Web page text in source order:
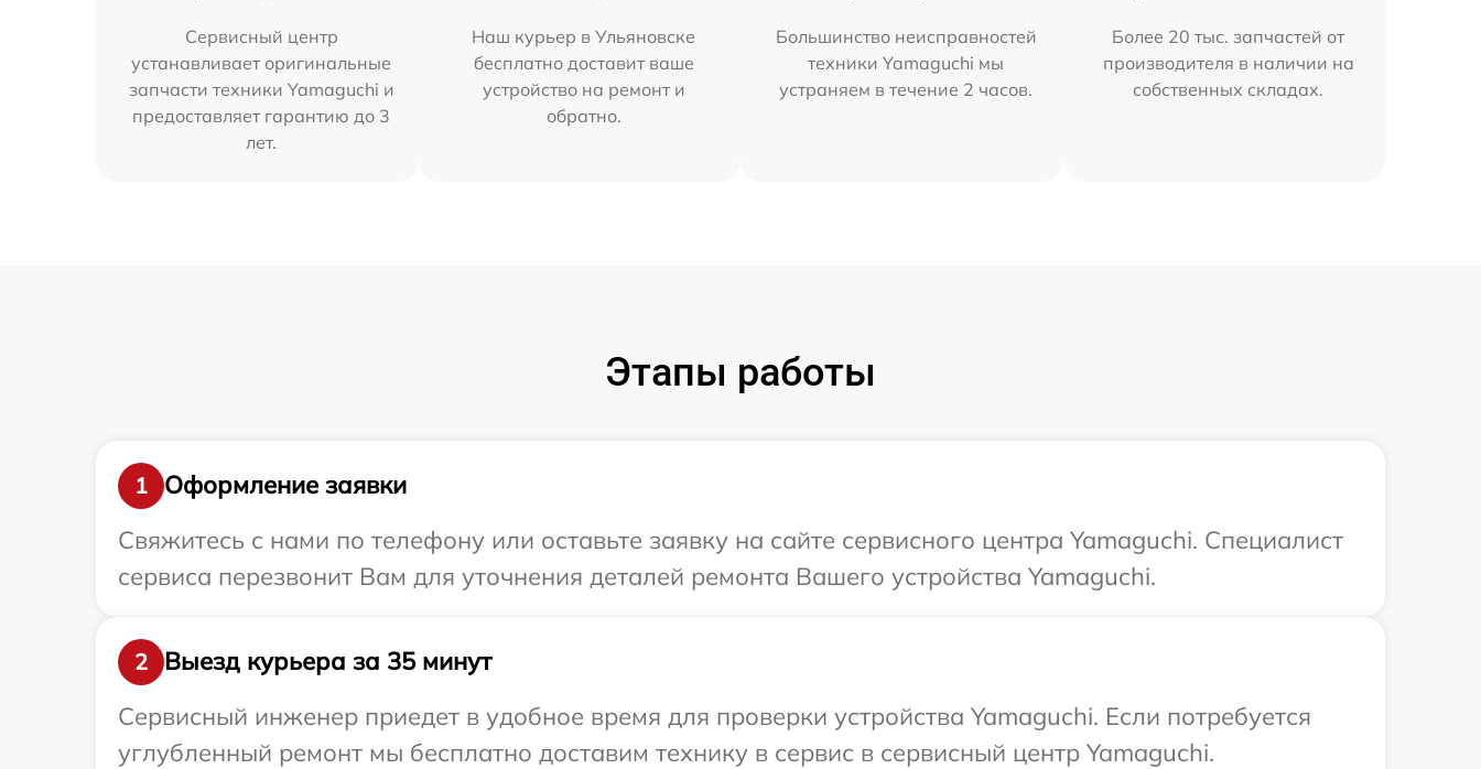
Сервисный центр
устанавливает оригинальные
запчасти техники Yamaguchi и
предоставляет гарантию до 3
лет.
Наш курьер в Ульяновске
бесплатно доставит ваше
устройство на ремонт и
обратно.
Большинство неисправностей
техники Yamaguchi мы
устраняем в течение 2 часов.
Более 20 тыс. запчастей от
производителя в наличии на
собственных складах.
Этапы работы
1
Оформление заявки
Свяжитесь с нами по телефону или оставьте заявку на сайте сервисного центра Yamaguchi. Специалист
сервиса перезвонит Вам для уточнения деталей ремонта Вашего устройства Yamaguchi.
2
Выезд курьера за 35 минут
Сервисный инженер приедет в удобное время для проверки устройства Yamaguchi. Если потребуется
углубленный ремонт мы бесплатно доставим технику в сервис в сервисный центр Yamaguchi.